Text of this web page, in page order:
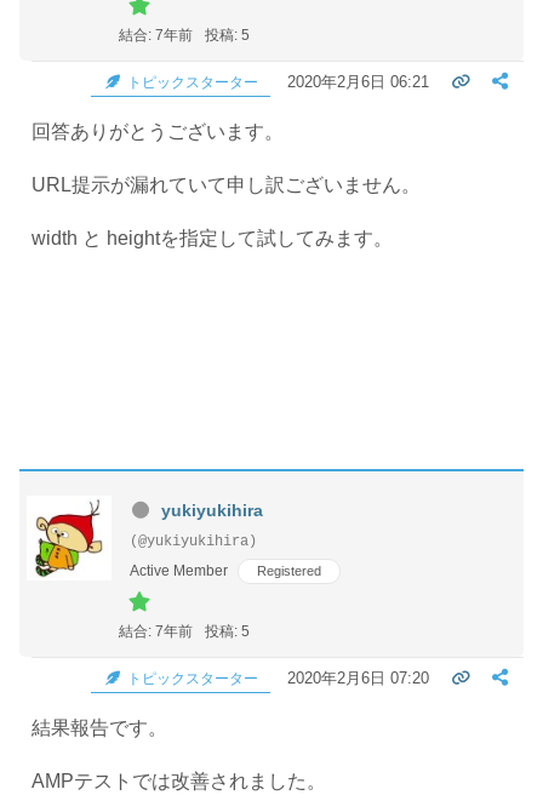
結合: 7年前 投稿: 5
トピックスターター 2020年2月6日 06:21
回答ありがとうございます。
URL提示が漏れていて申し訳ございません。
width と heightを指定して試してみます。
yukiyukihira
(@yukiyukihira)
Active Member
Registered
結合: 7年前 投稿: 5
トピックスターター 2020年2月6日 07:20
結果報告です。
AMPテストでは改善されました。